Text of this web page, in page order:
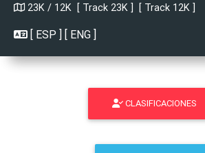
23K / 12K [ Track 23K ] [ Track 12K ]
[ ESP ] [ ENG ]
CLASIFICACIONES